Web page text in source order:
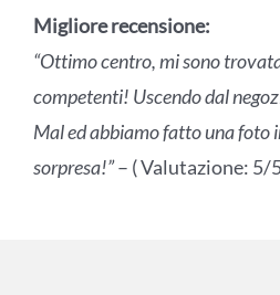
Migliore recensione:
“Ottimo centro, mi sono
competenti! Uscendo dal
Mal ed abbiamo fatto una foto
sorpresa!”– ( Valutazione: 5/